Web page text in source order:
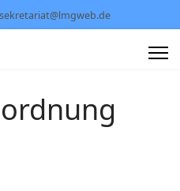
sekretariat@lmgweb.de